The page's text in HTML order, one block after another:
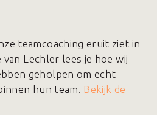
teamcoaching eruit ziet in
van Lechler lees je hoe wij
geholpen om echt
hun team. Bekijk de